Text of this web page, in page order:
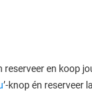
en koop
’-knop én reserveer